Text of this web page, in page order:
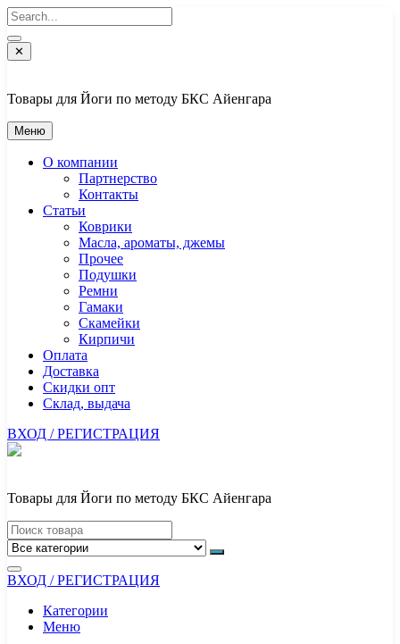
Перейти
к
содержимому
✕
Товары для Йоги по методу БКС Айенгара
Меню
О компании
Партнерство
Контакты
Статьи
Коврики
Масла, ароматы, джемы
Прочее
Подушки
Ремни
Гамаки
Скамейки
Кирпичи
Оплата
Доставка
Скидки опт
Склад, выдача
ВХОД / РЕГИСТРАЦИЯ
Товары для Йоги по методу БКС Айенгара
ВХОД / РЕГИСТРАЦИЯ
Категории
Меню